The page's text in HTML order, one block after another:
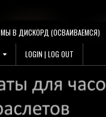
МЫ В ДИСКОРД (ОСВАИВАЕМСЯ)
LOGIN | LOG OUT